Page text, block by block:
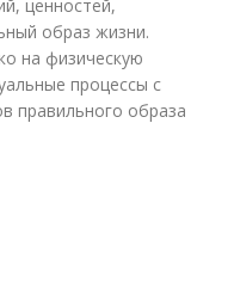
ценностей,
образ жизни.
на физическую
процессы с
правильного образа